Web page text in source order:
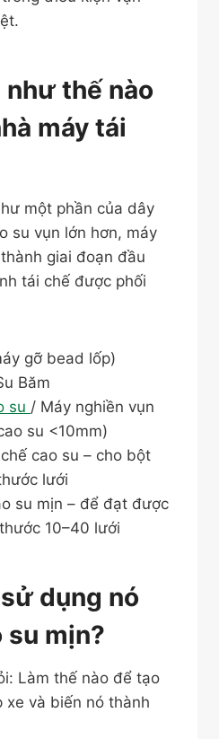
như thế nào
máy tái
một phần của dây
su vụn lớn hơn, máy
giai đoạn đầu
tái chế được phối
gỡ bead lốp)
Băm
su / Máy nghiền vụn
su <10mm)
cao su – cho bột
lưới
su mịn – để đạt được
10–40 lưới
dụng nó
su mịn?
Làm thế nào để tạo
xe và biến nó thành